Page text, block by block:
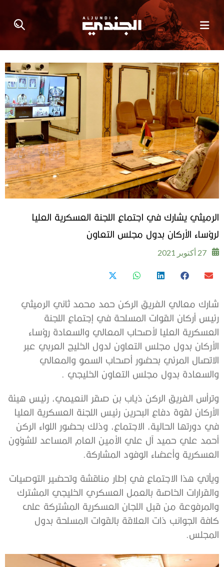
الرميثي يشارك في اجتماع اللجنة العسكرية العليا
لرؤساء الأركان بدول مجلس التعاون
27 أكتوبر 2021
شارك معالي الفريق الركن حمد محمد ثاني الرميثي
رئيس أركان القوات المسلحة في إجتماع اللجنة
العسكرية العليا لأصحاب المعالي والسعادة رؤساء
الأركان بدول مجلس التعاون لدول الخليج العربي عبر
الاتصال المرئي بحضور أصحاب السمو والمعالي
والسعادة بدول مجلس التعاون الخليجي .
وترأس الفريق الركن ذياب بن صقر النعيمي، رئيس هيئة
الأركان لقوة دفاع البحرين رئيس اللجنة العسكرية العليا
في دورتها الحالية، الاجتماع، وذلك بحضور اللواء الركن
أحمد علي حميد آل علي الأمين العام المساعد للشؤون
العسكرية وأعضاء الوفود المشاركة.
ويأتي هذا الاجتماع في إطار مناقشة وتحضير التوصيات
والقرارات الخاصة بالعمل العسكري الخليجي المشترك
والمرفوعة من قبل اللجان العسكرية المشتركة على
كافة الجوانب ذات العلاقة بالقوات المسلحة بدول
المجلس.